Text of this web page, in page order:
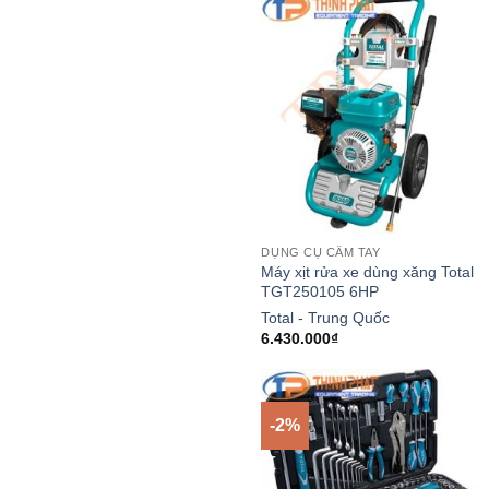
7.850.000₫.là:
DỤNG CỤ CẦM TAY
Máy xịt rửa xe dùng xăng Total
TGT250105 6HP
Total - Trung Quốc
6.430.000₫
-2%